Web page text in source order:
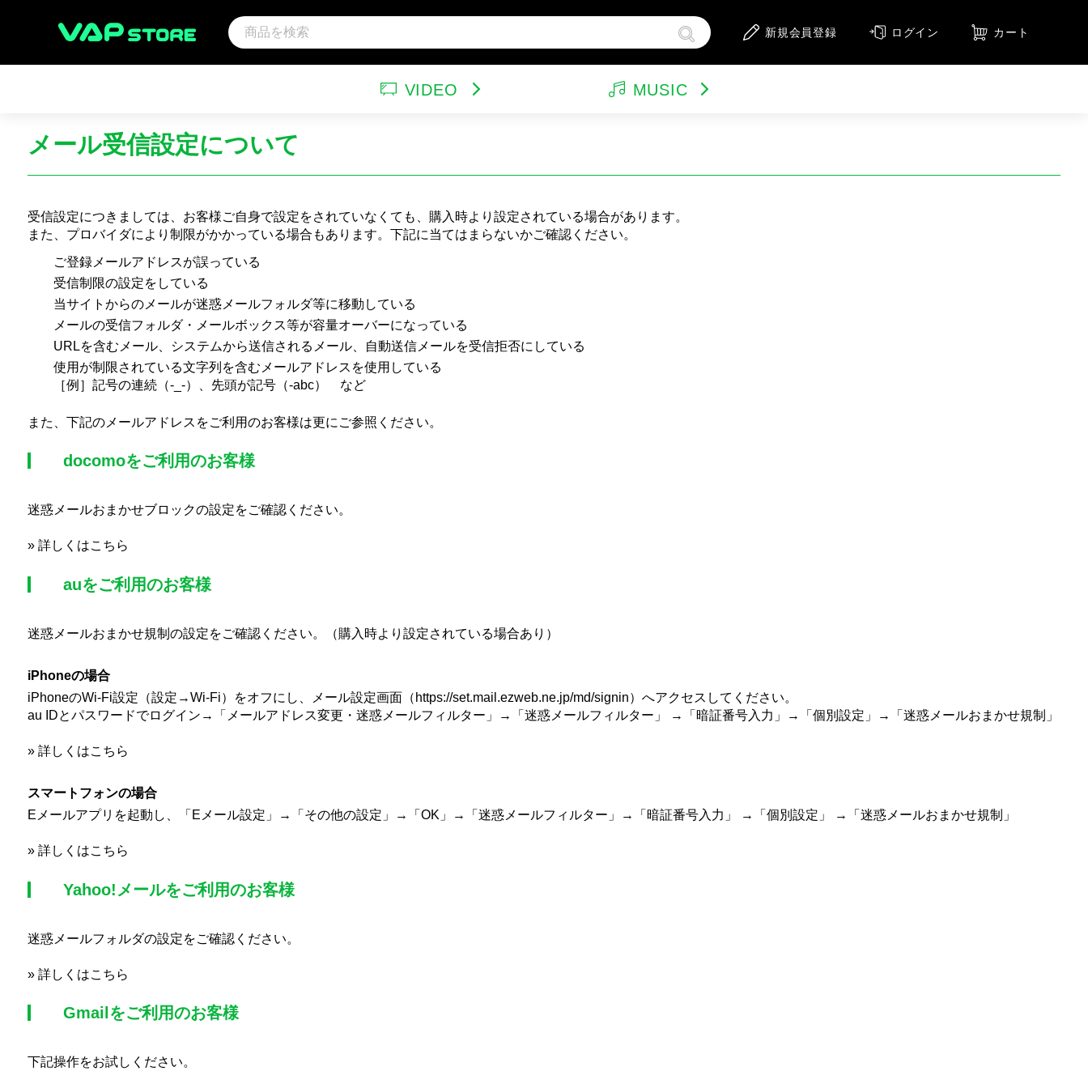
新規会員登録 ログイン カート
VIDEO MUSIC
アーティスト
アンパンマン音楽商品（CD) その他 特集
映画
アンパンマン ルパン三世 バラエティ イメージ
メール受信設定について
受信設定につきましては、お客様ご自身で設定をされていなくても、購入時より設定されている場合があります。
また、プロバイダにより制限がかかっている場合もあります。下記に当てはまらないかご確認ください。
ご登録メールアドレスが誤っている
受信制限の設定をしている
当サイトからのメールが迷惑メールフォルダ等に移動している
メールの受信フォルダ・メールボックス等が容量オーバーになっている
URLを含むメール、システムから送信されるメール、自動送信メールを受信拒否にしている
使用が制限されている文字列を含むメールアドレスを使用している
［例］記号の連続（-_-）、先頭が記号（-abc） など
また、下記のメールアドレスをご利用のお客様は更にご参照ください。
docomoをご利用のお客様
迷惑メールおまかせブロックの設定をご確認ください。
» 詳しくはこちら
auをご利用のお客様
迷惑メールおまかせ規制の設定をご確認ください。（購入時より設定されている場合あり）
iPhoneの場合
iPhoneのWi-Fi設定（設定→Wi-Fi）をオフにし、メール設定画面（ https://set.mail.ezweb.ne.jp/md/signin）へアクセスしてください。
au IDとパスワードでログイン→「メールアドレス変更・迷惑メールフィルター」→「迷惑メールフィルター」 →「暗証番号入力」→「個別設定」→「迷惑メールおまかせ規制」
» 詳しくはこちら
スマートフォンの場合
Eメールアプリを起動し、「Eメール設定」→「その他の設定」→「OK」→「迷惑メールフィルター」→「暗証番号入力」 →「個別設定」 →「迷惑メールおまかせ規制」
» 詳しくはこちら
Yahoo!メールをご利用のお客様
迷惑メールフォルダの設定をご確認ください。
» 詳しくはこちら
Gmailをご利用のお客様
下記操作をお試しください。